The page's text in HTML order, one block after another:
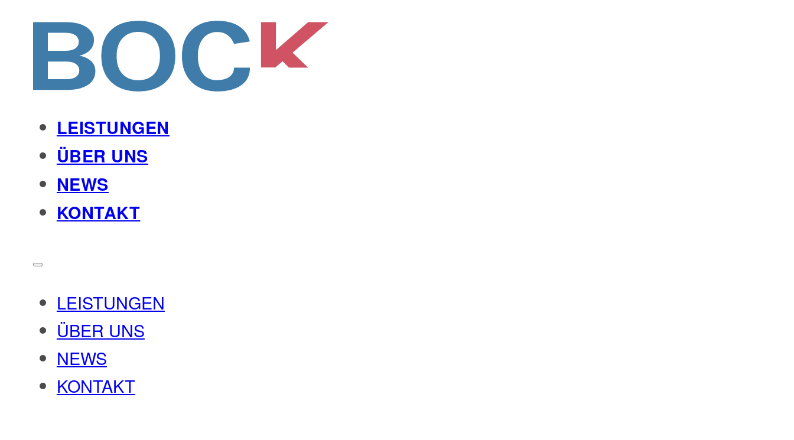
LEISTUNGEN
ÜBER UNS
NEWS
KONTAKT
LEISTUNGEN
ÜBER UNS
NEWS
KONTAKT